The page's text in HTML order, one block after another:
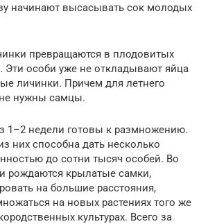
начинают высасывать сок молодых
превращаются в плодовитых
Эти особи уже не откладывают яйца
личинки. Причем для летнего
нужны самцы.
1–2 недели готовы к размножению.
них способна дать несколько
до сотни тысяч особей. Во
рождаются крылатые самки,
на большие расстояния,
на новых растениях того же
культурах. Всего за